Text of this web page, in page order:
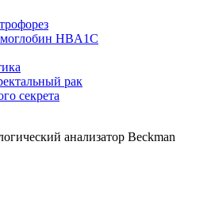
HBA1C
рак
секрета
анализатор Beckman